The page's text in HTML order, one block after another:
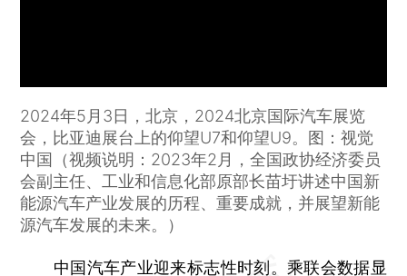
2024年5月3日，北京，2024北京国际汽车展览
会，比亚迪展台上的仰望U7和仰望U9。图：视觉
中国（视频说明：2023年2月，全国政协经济委员
会副主任、工业和信息化部原部长苗圩讲述中国新
能源汽车产业发展的历程、重要成就，并展望新能
源汽车发展的未来。）
中国汽车产业迎来标志性时刻。乘联会数据显